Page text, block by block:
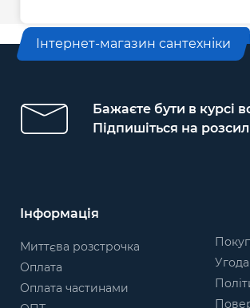
Інтернет-магазин сантехніки
Бажаєте бути в курсі
Підпишіться на
Інформація
Миттєва розстрочка
Оплата
Оплата частинами